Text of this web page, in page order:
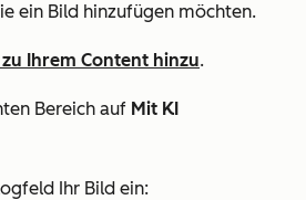
ein Bild hinzufügen möchten.
Ihrem Content hinzu.
Bereich auf Mit KI
Ihr Bild ein: